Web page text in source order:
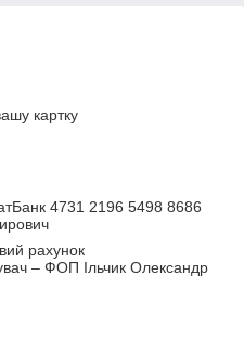
картку
4731 2196 5498 8686
рахунок
– ФОП Ільчик Олександр